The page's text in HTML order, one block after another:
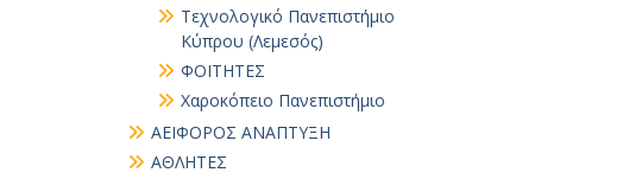
Τεχνολογικό Πανεπιστήμιο
Κύπρου (Λεμεσός)
ΦΟΙΤΗΤΕΣ
Χαροκόπειο Πανεπιστήμιο
ΑΕΙΦΟΡΟΣ ΑΝΑΠΤΥΞΗ
ΑΘΛΗΤΕΣ